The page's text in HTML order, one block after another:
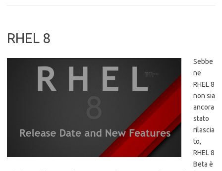
RHEL 8
Sebbe
ne
RHEL 8
non sia
ancora
stato
rilascia
to,
RHEL 8
Beta è